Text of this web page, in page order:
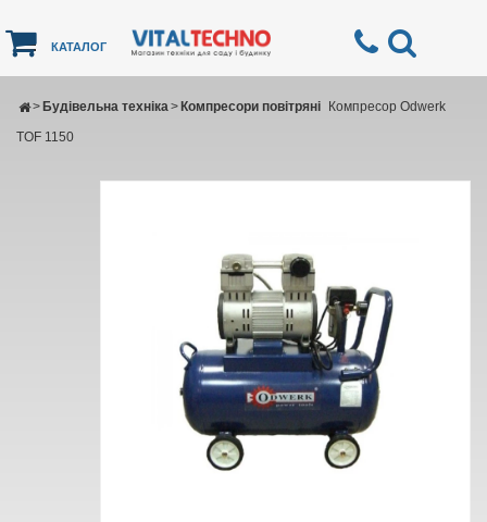
КАТАЛОГ
Будівельна техніка
> Компресори повітряні
>
Компресор Odwerk
TOF 1150